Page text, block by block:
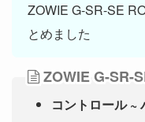
ZOWIE G-SR-SE
とめました
ZOWIE G-SR-
コントロール ~